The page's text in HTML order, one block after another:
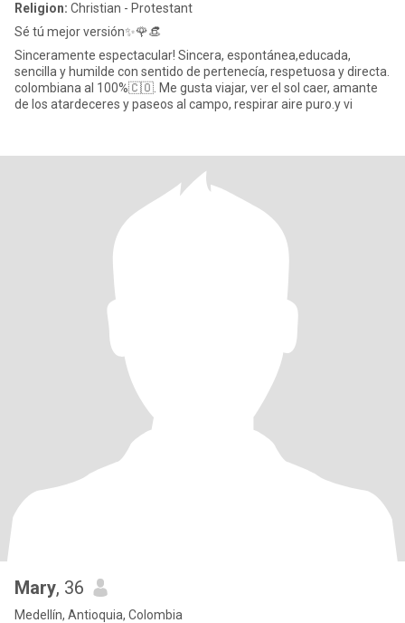
Religion: Christian - Protestant
Sé tú mejor versión✨🌹👒
Sinceramente espectacular! Sincera, espontánea,educada,
sencilla y humilde con sentido de pertenecía, respetuosa y directa.
colombiana al 100%🇨🇴. Me gusta viajar, ver el sol caer, amante
de los atardeceres y paseos al campo, respirar aire puro.y vi
Mary, 36
Medellín, Antioquia, Colombia